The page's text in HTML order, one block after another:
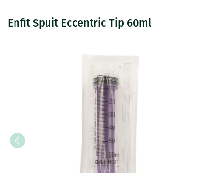
Enfit Spuit Eccentric Tip 60ml